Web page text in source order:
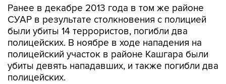
Ранее в декабре 2013 года в том же районе
СУАР в результате столкновения с полицией
были убиты 14 террористов, погибли два
полицейских. В ноябре в ходе нападения на
полицейский участок в районе Кашгара были
убиты девять нападавших, и также погибли два
полицейских.